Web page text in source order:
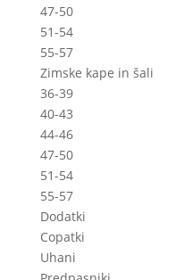
47-50
51-54
55-57
Zimske kape in šali
36-39
40-43
44-46
47-50
51-54
55-57
Dodatki
Copatki
Uhani